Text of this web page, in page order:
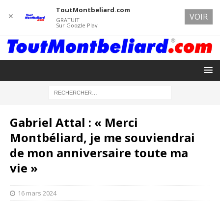
Gabriel Attal : « Merci
Montbéliard, je me souviendrai
de mon anniversaire toute ma
vie »
16 mars 2024
✕
ToutMontbeliard.com
GRATUIT
Sur Google Play
VOIR